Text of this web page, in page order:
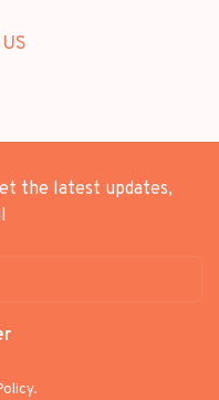
the latest updates,